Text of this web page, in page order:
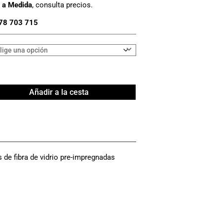
Medida, consulta precios.
703 715
Añadir a la cesta
fibra de vidrio pre-impregnadas